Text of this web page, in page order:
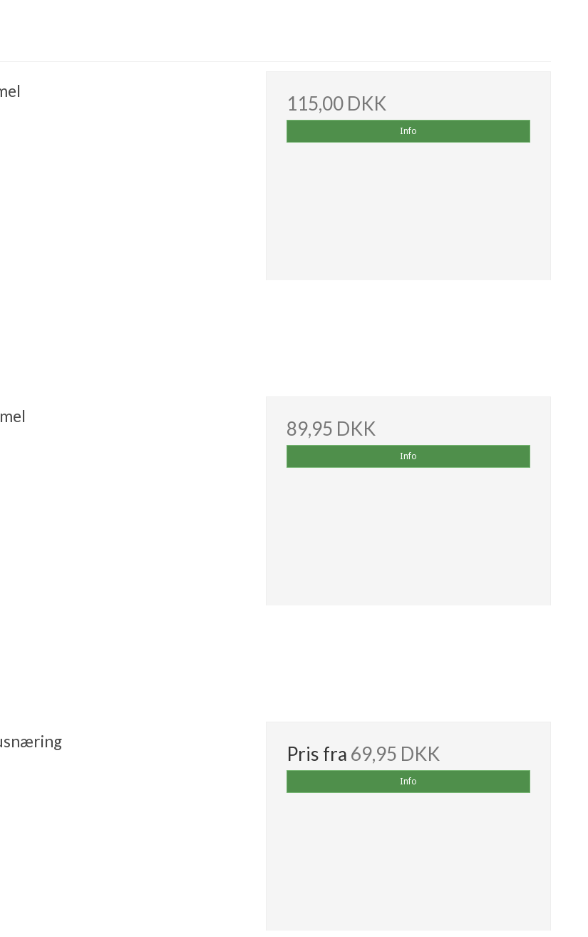
115,00 DKK
Info
89,95 DKK
Info
Pris fra 69,95 DKK
Info